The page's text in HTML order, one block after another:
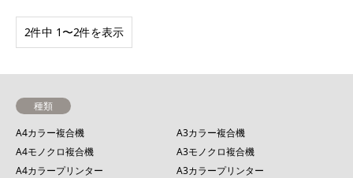
2件中 1〜2件を表示
種類
A4カラー複合機
A3カラー複合機
A4モノクロ複合機
A3モノクロ複合機
A4カラープリンター
A3カラープリンター